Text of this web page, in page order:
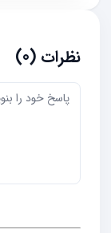
نظرات (0)